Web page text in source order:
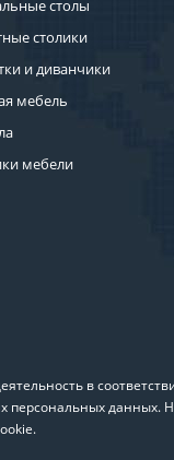
столы
столики
и диванчики
мебель
мебели
в